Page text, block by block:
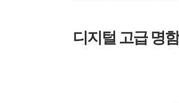
디지털 고급 명함